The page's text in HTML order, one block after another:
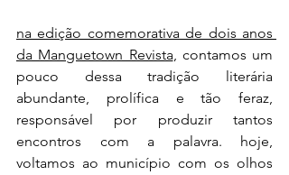
na edição comemorativa de dois anos
da Manguetown Revista, contamos um
pouco dessa tradição literária
abundante, prolífica e tão feraz,
responsável por produzir tantos
encontros com a palavra. hoje,
voltamos ao município com os olhos